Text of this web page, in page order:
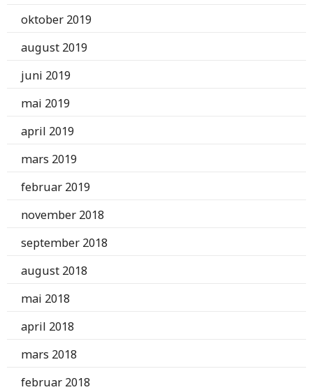
oktober 2019
august 2019
juni 2019
mai 2019
april 2019
mars 2019
februar 2019
november 2018
september 2018
august 2018
mai 2018
april 2018
mars 2018
februar 2018